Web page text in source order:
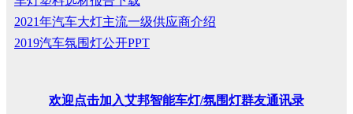
2021年汽车大灯主流一级供应商介绍
2019汽车氛围灯公开PPT
欢迎点击加入艾邦智能车灯/氛围灯群友通讯录